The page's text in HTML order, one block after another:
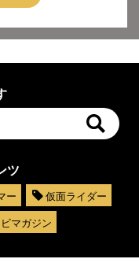
ツ
ー
仮面ライダー
マガジン